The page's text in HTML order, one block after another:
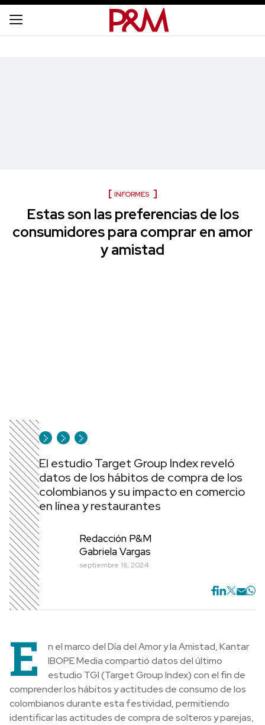
INFORMES
Estas son las preferencias de los
consumidores para comprar en amor
y amistad
El estudio Target Group Index reveló
datos de los hábitos de compra de los
colombianos y su impacto en comercio
en línea y restaurantes
Redacción P&M
Gabriela Vargas
septiembre 16, 2024
E
n el marco del Día del Amor y la Amistad, Kantar
IBOPE Media compartió datos del último
estudio TGI (Target Group Index) con el fin de
comprender los hábitos y actitudes de consumo de los
colombianos durante esta festividad, permitiendo
identificar las actitudes de compra de solteros y parejas,